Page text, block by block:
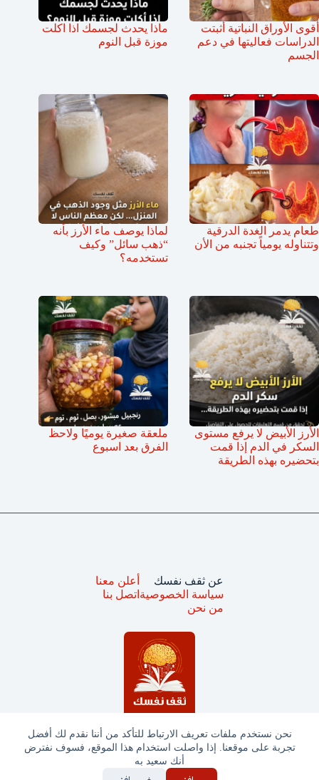
نحن نستخدم ملفات تعريف الارتباط للتأكد من أننا نقدم لك أفضل
تجربة على موقعنا. إذا واصلت استخدام هذا الموقع، فسوف نفترض
أنك سعيد به
أقوى الأوراق النباتية أثبتت
الدراسات فعاليتها في دعم
الجسم
ماذا يحدث لجسمك اذا اكلت
موزة قبل النوم
طعام يدمر الغدة الدرقية
وتتناوله يومياً تجنبه من الأن
لماذا يوصف ماء الأرز بأنه
“ذهب سائل” وكيف
تستخدمه؟
الأرز الأبيض لا يرفع مستوى
السكر في الدم إذا قمت
بتحضيره بهذه الطريقة
ملعقة صغيرة يوميًا ولاحظ
الفرق بعد اسبوع
جميع الحقوق محفوظة © ثقف نفسك 2025
عن ثقف نفسك
سياسة الخصوصية
من نحن
أعلن معنا
اتصل بنا